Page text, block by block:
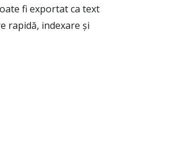
fi exportat ca text
rapidă, indexare și